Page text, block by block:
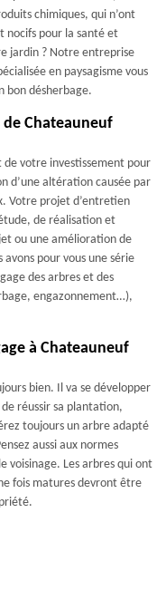
chimiques, qui n’ont
nocifs pour la santé et
jardin ? Notre entreprise
en paysagisme vous
bon désherbage.
Chateauneuf
votre investissement pour
d’une altération causée par
Votre projet d’entretien
de réalisation et
ou une amélioration de
pour vous une série
des arbres et des
engazonnement…),
à Chateauneuf
bien. Il va se développer
réussir sa plantation,
toujours un arbre adapté
aussi aux normes
voisinage. Les arbres qui ont
fois matures devront être